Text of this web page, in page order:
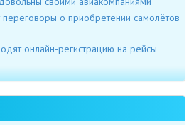
о приобретении самолётов
онлайн-регистрацию на рейсы